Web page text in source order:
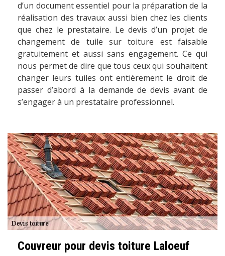
d’un document essentiel pour la préparation de la
réalisation des travaux aussi bien chez les clients
que chez le prestataire. Le devis d’un projet de
changement de tuile sur toiture est faisable
gratuitement et aussi sans engagement. Ce qui
nous permet de dire que tous ceux qui souhaitent
changer leurs tuiles ont entièrement le droit de
passer d’abord à la demande de devis avant de
s’engager à un prestataire professionnel.
Couvreur pour devis toiture Laloeuf